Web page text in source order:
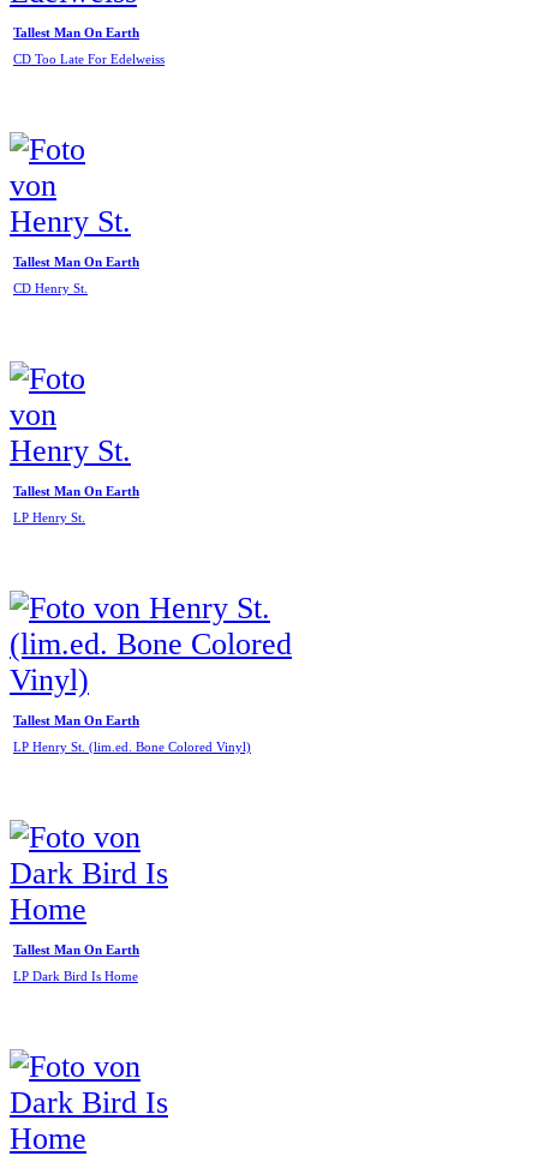
Tallest Man On Earth
CD Too Late For Edelweiss
Tallest Man On Earth
CD Henry St.
Tallest Man On Earth
LP Henry St.
Tallest Man On Earth
LP Henry St. (lim.ed. Bone Colored Vinyl)
Tallest Man On Earth
LP Dark Bird Is Home